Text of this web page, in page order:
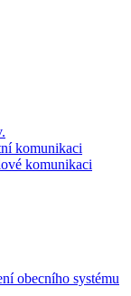
komunikaci
komunikaci
obecního systému